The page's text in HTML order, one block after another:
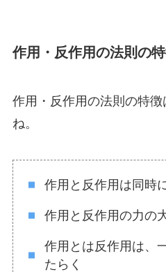
作用・反作用の法則の
作用・反作用の法則の特
ね。
作用と反作用は同時
作用と反作用の力の
作用とは反作用は、
たらく